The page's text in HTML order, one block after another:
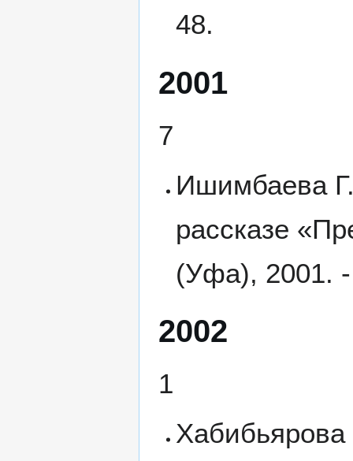
48.
2001
7
Ишимбаева
рассказе
(Уфа), 2001.
2002
1